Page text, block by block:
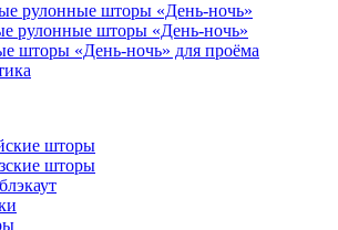
рулонные шторы «День-ночь»
рулонные шторы «День-ночь»
шторы «День-ночь» для проёма
шторы
шторы